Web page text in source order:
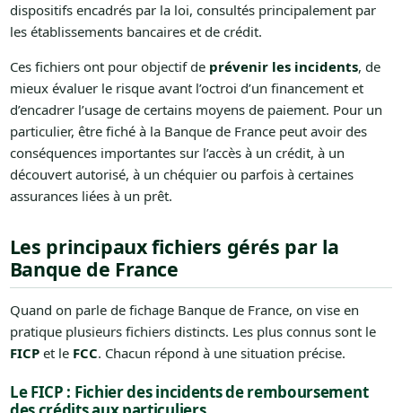
dispositifs encadrés par la loi, consultés principalement par
les établissements bancaires et de crédit.
Ces fichiers ont pour objectif de prévenir les incidents, de
mieux évaluer le risque avant l’octroi d’un financement et
d’encadrer l’usage de certains moyens de paiement. Pour un
particulier, être fiché à la Banque de France peut avoir des
conséquences importantes sur l’accès à un crédit, à un
découvert autorisé, à un chéquier ou parfois à certaines
assurances liées à un prêt.
Les principaux fichiers gérés par la
Banque de France
Quand on parle de fichage Banque de France, on vise en
pratique plusieurs fichiers distincts. Les plus connus sont le
FICPet le FCC. Chacun répond à une situation précise.
Le FICP : Fichier des incidents de remboursement